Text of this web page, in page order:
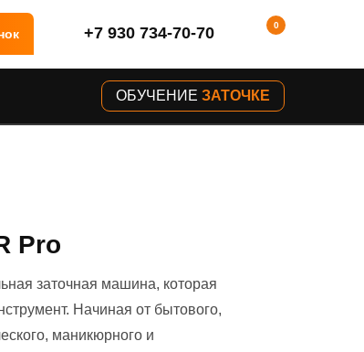
+7 930 734-70-70 0
ОБУЧЕНИЕ ЗАТОЧКЕ
Pro
заточная машина, которая
Начиная от бытового,
маникюрного и